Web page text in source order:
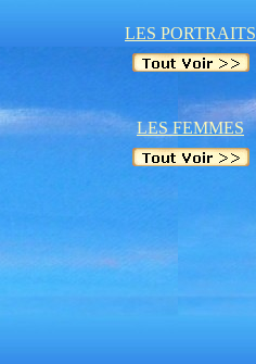
LES PORTRAITS
LES FEMMES